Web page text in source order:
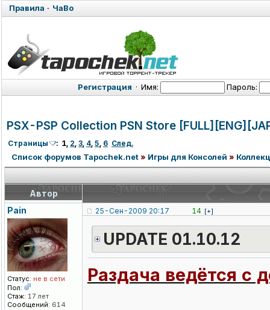
Правила · ЧаВо
Регистрация · Имя: Пароль:
PSX-PSP Collection PSN Store
Страницы : 1, 2, 3, 4, 5, 6 След.
Список форумов Tapochek.net» Игры для Консолей »
Автор
Pain
Статус: не в сети
Пол:
Стаж: 17 лет
Сообщений: 614
25-Сен-2009 20:17 14 [+]
UPDATE 01.10.12
Раздача ведётся с